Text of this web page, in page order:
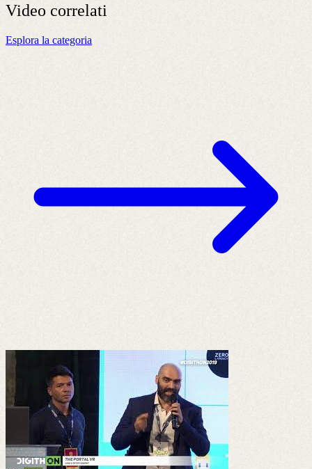
Video correlati
Esplora la categoria